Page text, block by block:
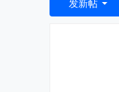
发新帖